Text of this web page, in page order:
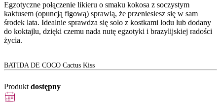
Egzotyczne połączenie likieru o smaku kokosa z soczystym
kaktusem (opuncją figową) sprawią, że przeniesiesz się w sam
środek lata. Idealnie sprawdza się solo z kostkami lodu lub dodany
do koktajlu, dzięki czemu nada nutę egzotyki i brazylijskiej radości
życia.
BATIDA DE COCO Cactus Kiss
Produkt dostępny